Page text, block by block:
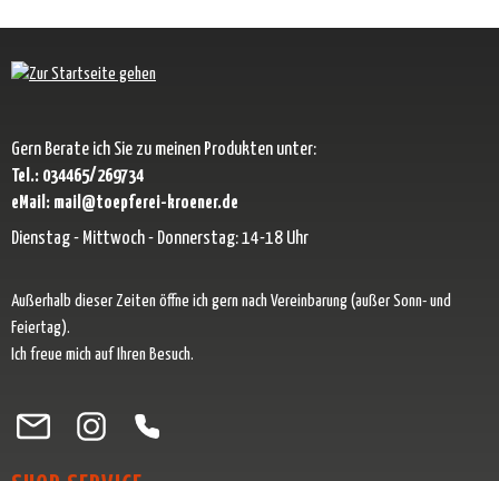
Gern Berate ich Sie zu meinen Produkten unter:
Tel.: 034465/269734
eMail: mail@toepferei-kroener.de
Dienstag - Mittwoch - Donnerstag: 14-18 Uhr
Außerhalb dieser Zeiten öffne ich gern nach Vereinbarung (außer Sonn- und
Feiertag).
Ich freue mich auf Ihren Besuch.
Besuche uns auf Facebook – öffnet in neuem Tab (externer Link)
Schau auf Instagram vorbei – öffnet in neuem Tab (externer Link)
Lass dich auf Pinterest inspirieren – öffnet in neuem Tab
Folge uns auf X – öffnet in neuem Tab (externer Link)